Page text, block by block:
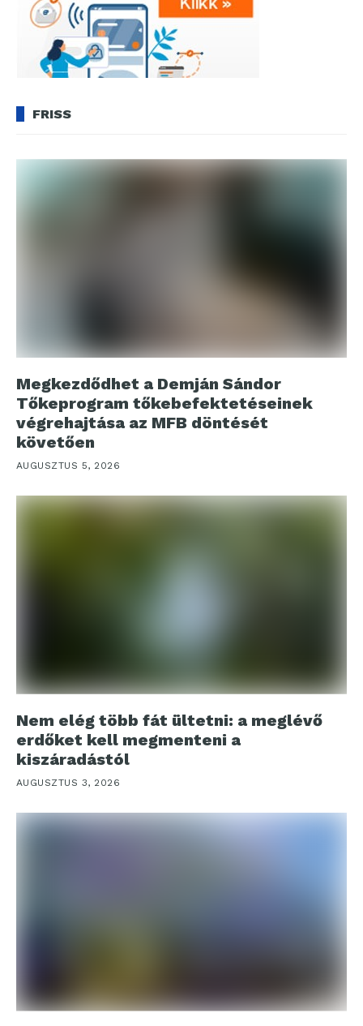
FRISS
Megkezdődhet a Demján Sándor
Tőkeprogram tőkebefektetéseinek
végrehajtása az MFB döntését
követően
AUGUSZTUS 5, 2026
Nem elég több fát ültetni: a meglévő
erdőket kell megmenteni a
kiszáradástól
AUGUSZTUS 3, 2026